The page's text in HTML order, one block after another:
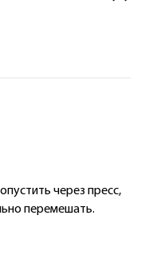
через пресс,
перемешать.